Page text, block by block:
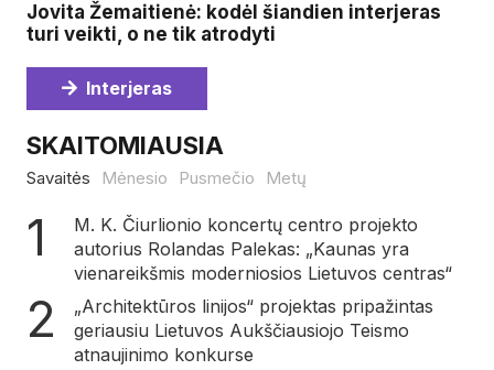
Jovita Žemaitienė: kodėl šiandien interjeras
turi veikti, o ne tik atrodyti
Interjeras
SKAITOMIAUSIA
Savaitės Mėnesio Pusmečio Metų
M. K. Čiurlionio koncertų centro projekto
autorius Rolandas Palekas: „Kaunas yra
vienareikšmis moderniosios Lietuvos centras“
„Architektūros linijos“ projektas pripažintas
geriausiu Lietuvos Aukščiausiojo Teismo
atnaujinimo konkurse